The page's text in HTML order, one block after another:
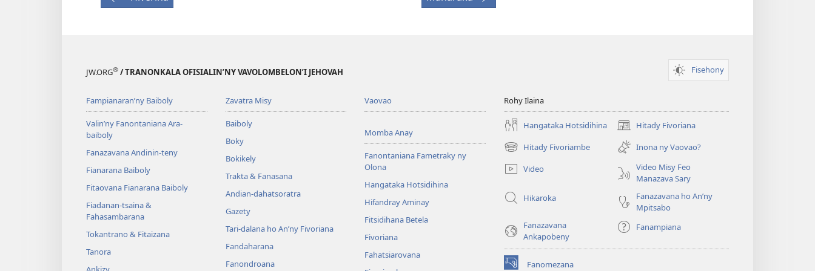
JW.ORG® / TRANONKALA OFISIALIN’NY VAVOLOMBELON’I JEHOVAH Fisehony
Fampianaran’ny Baiboly
Valin’ny Fanontaniana Ara-
baiboly
Fanazavana Andinin-teny
Fianarana Baiboly
Fitaovana Fianarana Baiboly
Fiadanan-tsaina &
Fahasambarana
Tokantrano & Fitaizana
Tanora
Zavatra Misy
Baiboly
Boky
Bokikely
Trakta & Fanasana
Andian-dahatsoratra
Gazety
Tari-dalana ho An’ny Fivoriana
Fandaharana
Fanondroana
Vaovao
Momba Anay
Fanontaniana Fametraky ny
Olona
Hangataka Hotsidihina
Hifandray Aminay
Fitsidihana Betela
Fivoriana
Fahatsiarovana
Rohy Ilaina
Hangataka Hotsidihina Hitady Fivoriana
(manokatra
rohy)
Hitady Fivoriambe
(manokatra
rohy)
Inona ny Vaovao?
Video
Video Misy Feo
Manazava Sary
Hikaroka
Fanazavana ho An’ny
Mpitsabo
Fanazavana
Ankapobeny
Fanampiana
Fanomezana